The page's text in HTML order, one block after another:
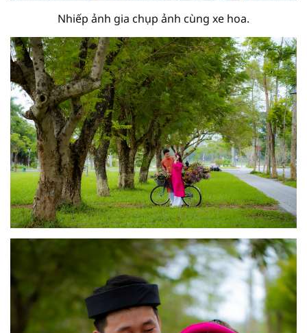
Nhiếp ảnh gia chụp ảnh cùng xe hoa.